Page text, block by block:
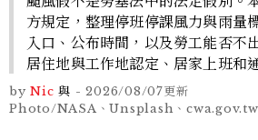
方規定，整理停班停課風力與雨量
入口、公布時間，以及勞工能否不
居住地與工作地認定、居家上班和
by Nic 與 -2026/08/07更新
Photo/NASA、Unsplash、cwa.gov.tw